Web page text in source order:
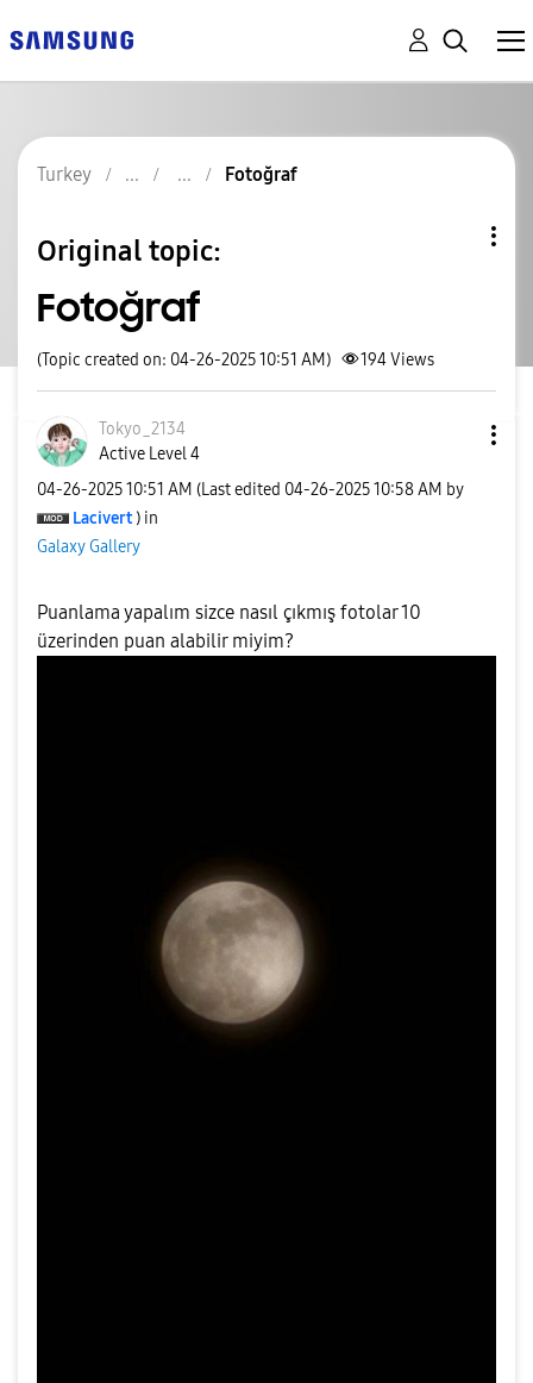
Turkey Fotoğraf
Original topic:
Fotoğraf
(Topic created on: 04-26-2025 10:51 AM) 194Views
Tokyo_2134
Active Level 4
‎04-26-202510:51 AM (Last edited ‎04-26-202510:58 AM by
Lacivert ) in
Galaxy Gallery
Puanlama yapalım sizce nasıl çıkmış fotolar 10
üzerinden puan alabilir miyim?